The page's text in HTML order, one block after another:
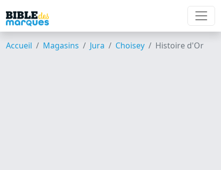
Accueil Magasins Jura Choisey Histoire d'Or